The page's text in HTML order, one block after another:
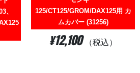
、
（JB04、
125/CT125/GROM/DAX125用 カ
ムカバー (31256)
¥12,100 （税込）